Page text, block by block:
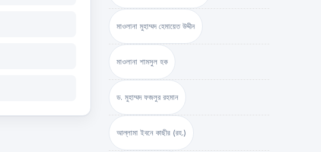
মাওলানা মুহাম্মদ হেমায়েত উদ্দীন
মাওলানা শামসুল হক
ড. মুহাম্মদ ফজলুর রহমান
আল্লামা ইবনে কাছীর (রহ.)